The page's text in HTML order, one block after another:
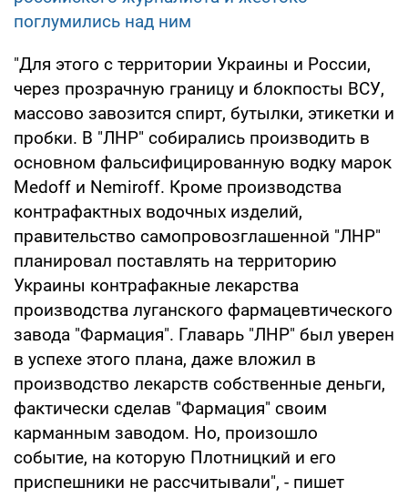
поглумились над ним
"Для этого с территории Украины и России,
через прозрачную границу и блокпосты ВСУ,
массово завозится спирт, бутылки, этикетки и
пробки. В "ЛНР" собирались производить в
основном фальсифицированную водку марок
Medoff и Nemiroff. Кроме производства
контрафактных водочных изделий,
правительство самопровозглашенной "ЛНР"
планировал поставлять на территорию
Украины контрафакные лекарства
производства луганского фармацевтического
завода "Фармация". Главарь "ЛНР" был уверен
в успехе этого плана, даже вложил в
производство лекарств собственные деньги,
фактически сделав "Фармация" своим
карманным заводом. Но, произошло
событие, на которую Плотницкий и его
приспешники не рассчитывали", - пишет